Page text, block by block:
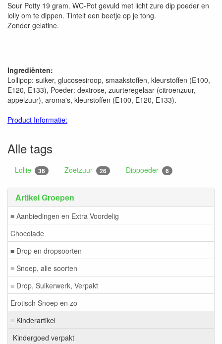
Artikel Groepen
≡ Aanbiedingen en Extra Voordelig
Chocolade
≡ Drop en dropsoorten
≡ Snoep, alle soorten
≡ Drop, Suikerwerk, Verpakt
Erotisch Snoep en zo
≡ Kinderartikel
Kindergoed verpakt
Sour Potty 19 gram. WC-Pot gevuld met licht zure dip poeder en
lolly om te dippen. Tintelt een beetje op je tong.
Zonder gelatine.
Ingrediënten:
Lollipop: suiker, glucosesiroop, smaakstoffen, kleurstoffen (E100,
E120, E133), Poeder: dextrose, zuurteregelaar (citroenzuur,
appelzuur), aroma's, kleurstoffen (E100, E120, E133).
Product Informatie:
Alle tags
Lollie 36 Zoetzuur 26 Dippoeder 6